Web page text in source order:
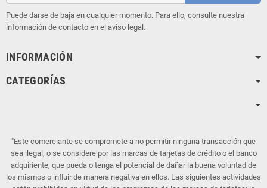
Puede darse de baja en cualquier momento. Para ello, consulte nuestra
información de contacto en el aviso legal.
INFORMACIÓN
CATEGORÍAS
"Este comerciante se compromete a no permitir ninguna transacción que
sea ilegal, o se considere por las marcas de tarjetas de crédito o el banco
adquiriente, que pueda o tenga el potencial de dañar la buena voluntad de
los mismos o influir de manera negativa en ellos. Las siguientes actividades